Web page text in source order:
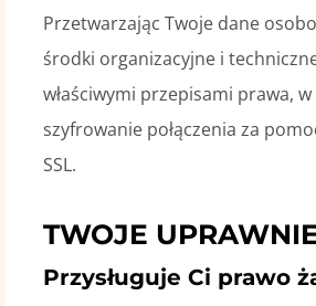
Przetwarzając Twoje dane
środki organizacyjne i
właściwymi przepisami prawa,
szyfrowanie połączenia za
SSL.
TWOJE
Przysługuje Ci prawo